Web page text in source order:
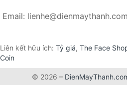
Email: lienhe@dienmaythanh.com
Liên kết hữu ích: Tỷ giá, The Face
Coin
© 2026 –